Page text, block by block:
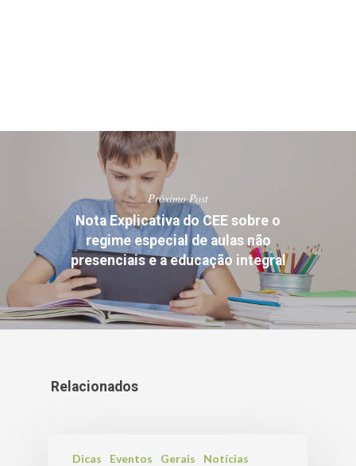
Próximo Post
Nota Explicativa do CEE sobre o
regime especial de aulas não
presenciais e a educação integral
Relacionados
Dicas Eventos Gerais
Notícias